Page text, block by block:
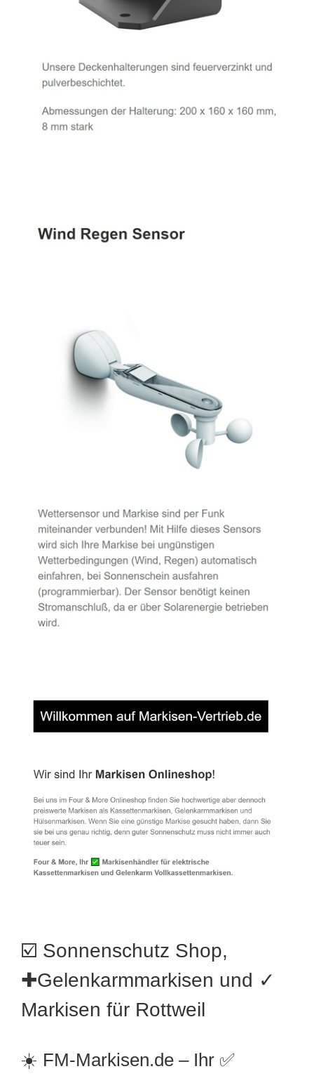
☑️ Sonnenschutz Shop,
✚Gelenkarmmarkisen und ✓
Markisen für Rottweil
☀️ FM-Markisen.de – Ihr ✅